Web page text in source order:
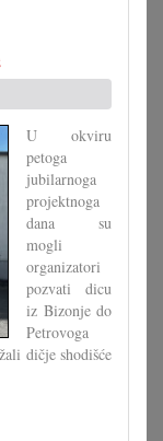
U okviru
petoga
jubilarnoga
projektnoga
dana su
mogli
organizatori
pozvati dicu
iz Bizonje do
Petrovoga
dičje shodišće